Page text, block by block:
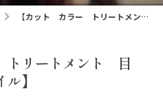
【カット カラー トリートメント 目黒 美容室 スタイル】
リートメント 目
】